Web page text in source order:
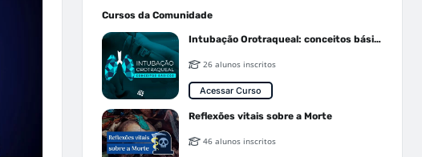
Cursos da Comunidade
Intubação Orotraqueal: conceitos básicos
26 alunos inscritos
Acessar Curso
Reflexões vitais sobre a Morte
46 alunos inscritos